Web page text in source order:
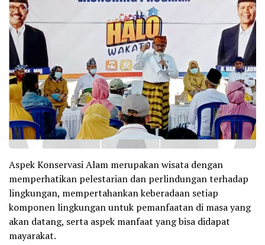
Aspek Konservasi Alam merupakan wisata dengan
memperhatikan pelestarian dan perlindungan terhadap
lingkungan, mempertahankan keberadaan setiap
komponen lingkungan untuk pemanfaatan di masa yang
akan datang, serta aspek manfaat yang bisa didapat
mayarakat.